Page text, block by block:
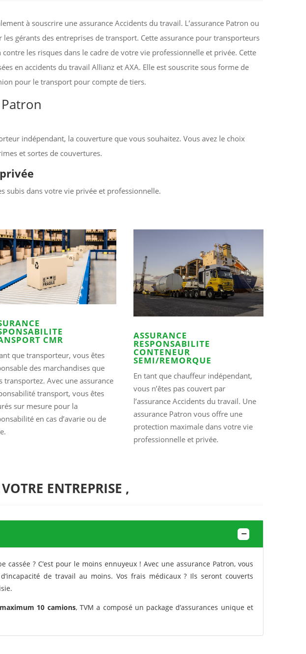
à souscrire une assurance Accidents du travail. L’assurance Patron ou
gérants des entreprises de transport. Cette assurance pour transporteurs
les risques dans le cadre de votre vie professionnelle et privée. Cette
en accidents du travail Allianz et AXA. Elle est souscrite sous forme de
pour le transport pour compte de tiers.
indépendant, la couverture que vous souhaitez. Vous avez le choix
et sortes de couvertures.
subis dans votre vie privée et professionnelle.
CMR
que transporteur, vous êtes
des marchandises que
transportez. Avec une assurance
transport, vous êtes
sur mesure pour la
en cas d’avarie ou de
ASSURANCE
RESPONSABILITE
CONTENEUR
SEMI/REMORQUE
En tant que chauffeur indépendant,
vous n’êtes pas couvert par
l’assurance Accidents du travail. Une
assurance Patron vous offre une
protection maximale dans votre vie
professionnelle et privée.
ENTREPRISE ,
cassée ? C’est pour le moins ennuyeux ! Avec une assurance Patron, vous
de travail au moins. Vos frais médicaux ? Ils seront couverts
maximum 10 camions, TVM a composé un package d’assurances unique et